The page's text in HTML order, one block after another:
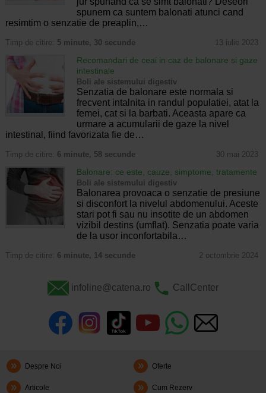
spunem ca suntem balonati atunci cand
resimtim o senzatie de preaplin,…
Timp de citire: 5 minute, 30 secunde 13 iulie 2023
Recomandari de ceai in caz de balonare si gaze
intestinale
Boli ale sistemului digestiv
Senzatia de balonare este normala si
frecvent intalnita in randul populatiei, atat la
femei, cat si la barbati. Aceasta apare ca
urmare a acumularii de gaze la nivel
intestinal, fiind favorizata fie de…
Timp de citire: 6 minute, 58 secunde 30 mai 2023
Balonare: ce este, cauze, simptome, tratamente
Boli ale sistemului digestiv
Balonarea provoaca o senzatie de presiune
si disconfort la nivelul abdomenului. Aceste
stari pot fi sau nu insotite de un abdomen
vizibil destins (umflat). Senzatia poate varia
de la usor inconfortabila…
Timp de citire: 6 minute, 14 secunde 2 octombrie 2024
infoline@catena.ro CallCenter
Despre Noi Oferte
Articole Cum Rezerv